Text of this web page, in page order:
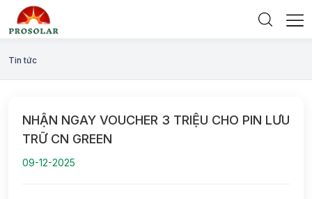
Tin tức
NHẬN NGAY VOUCHER 3 TRIỆU CHO PIN LƯU
TRỮ CN GREEN
09-12-2025